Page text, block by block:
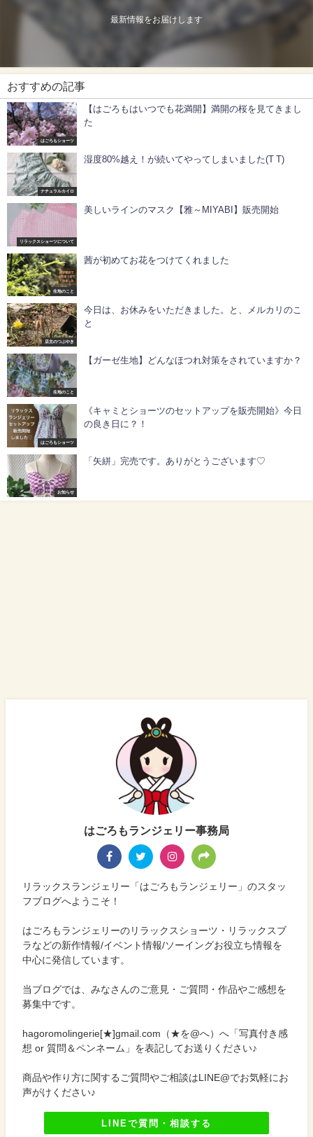
最新情報をお届けします
おすすめの記事
はごろもショーツ
【はごろもはいつでも花満開】満開の桜を見てきまし
た
ナチュラルカイロ
湿度80%越え！が続いてやってしまいました(T T)
リラックスショーツについて
美しいラインのマスク【雅～MIYABI】販売開始
生地のこと
茜が初めてお花をつけてくれました
店主のつぶやき
今日は、お休みをいただきました。と、メルカリのこ
と
生地のこと
【ガーゼ生地】どんなほつれ対策をされていますか？
はごろもショーツ
《キャミとショーツのセットアップを販売開始》今日
の良き日に？！
お知らせ
「矢絣」完売です。ありがとうございます♡
はごろもランジェリー事務局
リラックスランジェリー「はごろもランジェリー」のスタッ
フブログへようこそ！
はごろもランジェリーのリラックスショーツ・リラックスブ
ラなどの新作情報/イベント情報/ソーイングお役立ち情報を
中心に発信しています。
当ブログでは、みなさんのご意見・ご質問・作品やご感想を
募集中です。
hagoromolingerie[★]gmail.com（★を@へ）へ「写真付き感
想 or 質問＆ペンネーム」を表記してお送りください♪
商品や作り方に関するご質問やご相談はLINE@でお気軽にお
声がけください♪
LINEで質問・相談する